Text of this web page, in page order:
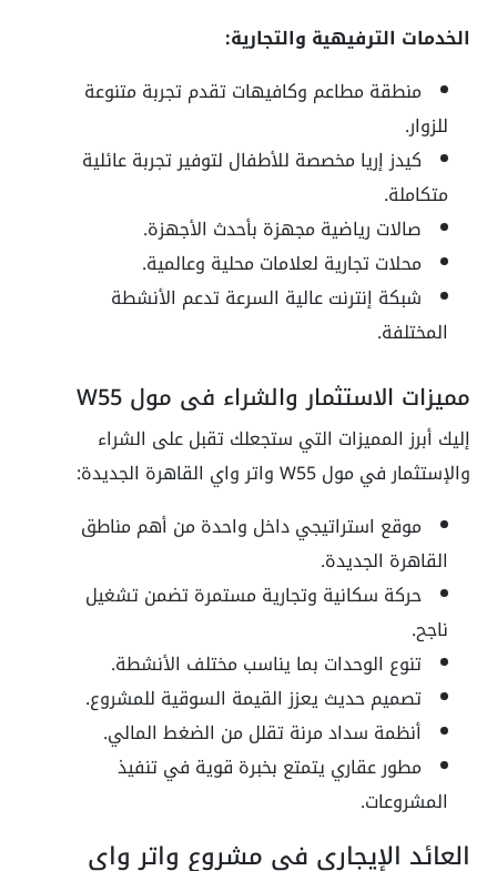
الخدمات الترفيهية والتجارية:
منطقة مطاعم وكافيهات تقدم تجربة متنوعة
للزوار.
كيدز إريا مخصصة للأطفال لتوفير تجربة عائلية
متكاملة.
صالات رياضية مجهزة بأحدث الأجهزة.
محلات تجارية لعلامات محلية وعالمية.
شبكة إنترنت عالية السرعة تدعم الأنشطة
المختلفة.
مميزات الاستثمار والشراء في مول W55
إليك أبرز المميزات التي ستجعلك تقبل على الشراء
والإستثمار في مول W55 واتر واي القاهرة الجديدة:
موقع استراتيجي داخل واحدة من أهم مناطق
القاهرة الجديدة.
حركة سكانية وتجارية مستمرة تضمن تشغيل
ناجح.
تنوع الوحدات بما يناسب مختلف الأنشطة.
تصميم حديث يعزز القيمة السوقية للمشروع.
أنظمة سداد مرنة تقلل من الضغط المالي.
مطور عقاري يتمتع بخبرة قوية في تنفيذ
المشروعات.
العائد الإيجاري في مشروع واتر واي